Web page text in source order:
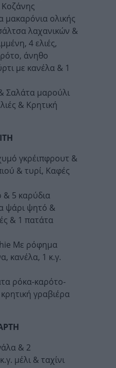
μακαρόνια ολικής
λαχανικών &
4 ελιές,
άνηθο
με κανέλα & 1
Σαλάτα μαρούλι
& Κρητική
γκρέιπφρουτ &
& τυρί, Καφές
& 5 καρύδια
ψάρι ψητό &
& 1 πατάτα
Με ρόφημα
κανέλα, 1 κ.γ.
ρόκα-καρότο-
γραβιέρα
& 2
μέλι & ταχίνι